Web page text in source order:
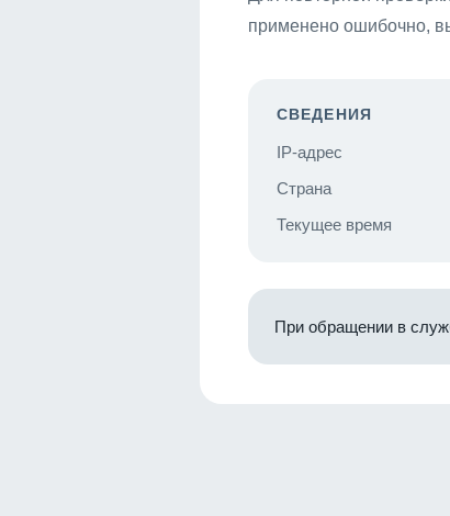
применено ошибочно,
СВЕДЕНИЯ
IP-адрес
Страна
Текущее время
При обращении в